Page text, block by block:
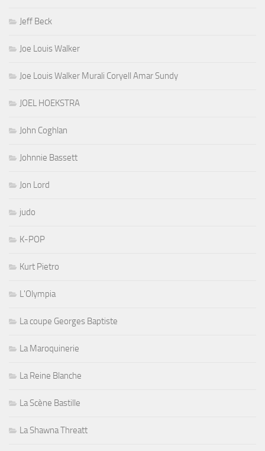
Jeff Beck
Joe Louis Walker
Joe Louis Walker Murali Coryell Amar Sundy
JOEL HOEKSTRA
John Coghlan
Johnnie Bassett
Jon Lord
judo
K-POP
Kurt Pietro
L'Olympia
La coupe Georges Baptiste
La Maroquinerie
La Reine Blanche
La Scène Bastille
La Shawna Threatt